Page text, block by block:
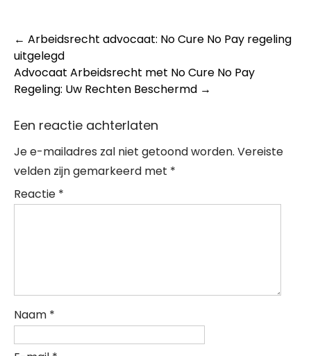
Post
navigation
← Arbeidsrecht advocaat: No Cure No Pay regeling
uitgelegd
Advocaat Arbeidsrecht met No Cure No Pay
Regeling: Uw Rechten Beschermd →
Een reactie achterlaten
Je e-mailadres zal niet getoond worden. Vereiste
velden zijn gemarkeerd met *
Reactie *
Naam *